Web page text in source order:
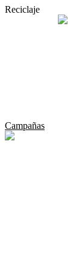
Reciclaje
Campañas